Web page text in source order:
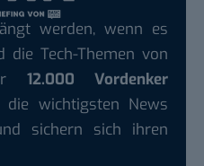
werden, wenn es
die Tech-Themen von
12.000 Vordenker
die wichtigsten News
sichern sich ihren